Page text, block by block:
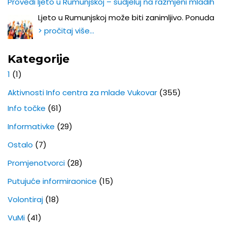
Ljeto u Rumunjskoj može biti zanimljivo. Ponuda
> pročitaj više…
Kategorije
1 (1)
Aktivnosti Info centra za mlade Vukovar (355)
Info točke (61)
Informativke (29)
Ostalo (7)
Promjenotvorci (28)
Putujuće informiraonice (15)
Volontiraj (18)
VuMi (41)